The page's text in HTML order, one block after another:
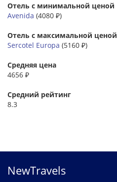
Отель с минимальной ценой
Avenida (4080 ₽)
Отель с максимальной ценой
Sercotel Europa (5160 ₽)
Средняя цена
4656 ₽
Средний рейтинг
8.3
NewTravels